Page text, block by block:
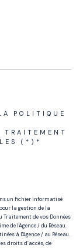
POLITIQUE
TRAITEMENT
(*)*
un fichier informatisé
la gestion de la
Traitement de vos Données
de l'Agence / du Réseau.
à l'Agence / au Réseau.
droits d’accès, de